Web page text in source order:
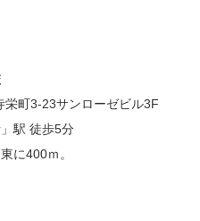
町3-23サンローゼビル3F
駅 徒歩5分
に400ｍ。